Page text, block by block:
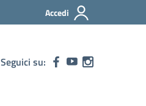
Accedi
Seguici su: